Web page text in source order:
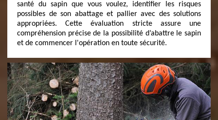
santé du sapin que vous voulez, identifier les risques
possibles de son abattage et pallier avec des solutions
appropriées. Cette évaluation stricte assure une
compréhension précise de la possibilité d’abattre le sapin
et de commencer l'opération en toute sécurité.